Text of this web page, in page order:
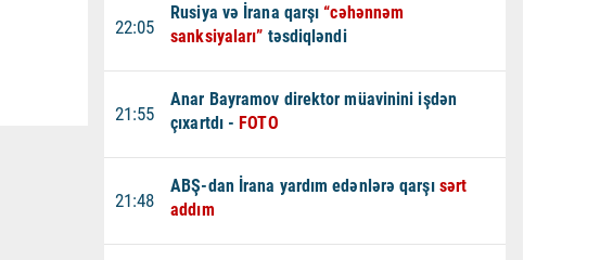
22:05
Rusiya və İrana qarşı “cəhənnəm
sanksiyaları” təsdiqləndi
21:55
Anar Bayramov direktor müavinini işdən
çıxartdı - FOTO
21:48
ABŞ-dan İrana yardım edənlərə qarşı sərt
addım